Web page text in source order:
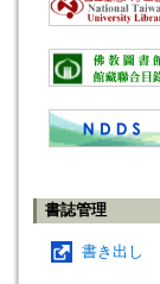
書誌管理
書き出し